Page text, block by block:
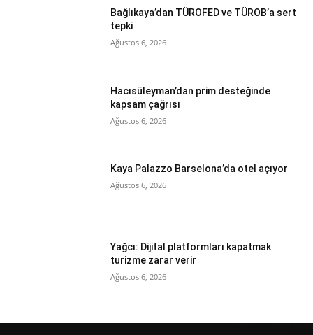
Bağlıkaya’dan TÜROFED ve TÜROB’a sert
tepki
Ağustos 6, 2026
Hacısüleyman’dan prim desteğinde
kapsam çağrısı
Ağustos 6, 2026
Kaya Palazzo Barselona’da otel açıyor
Ağustos 6, 2026
Yağcı: Dijital platformları kapatmak
turizme zarar verir
Ağustos 6, 2026